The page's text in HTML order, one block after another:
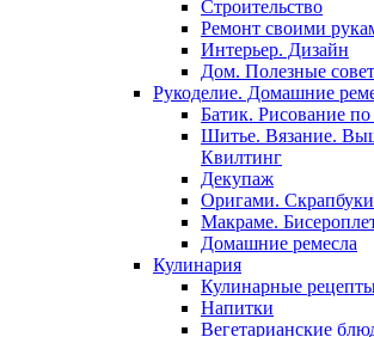
Строительство
Ремонт своими
Интерьер. Дизайн
Дом. Полезные
Рукоделие. Домашние
Батик. Рисование
Шитье. Вязание.
Квилтинг
Декупаж
Оригами.
Макраме.
Домашние ремесла
Кулинария
Кулинарные
Напитки
Вегетарианские